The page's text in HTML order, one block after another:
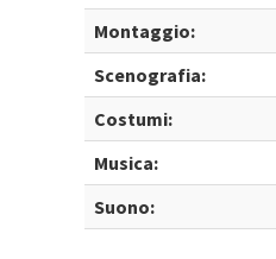
Montaggio:
Scenografia:
Costumi:
Musica:
Suono: